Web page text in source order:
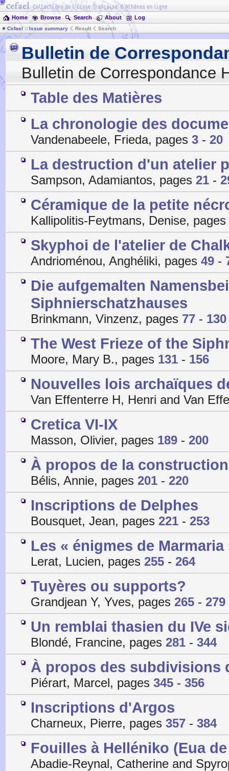
Home Browse Search About Log
Cefael :: Issue summary Result Search
Bulletin de
Bulletin de Correspondance
Table des Matières
La chronologie des
Vandenabeele, Frieda, pages 3 - 20
La destruction d'un atelier
Sampson, Adamiantos, pages 21 -
Céramique de la petite
Kallipolitis-Feytmans, Denise, pages
Skyphoi de l'atelier de
Andrioménou, Anghéliki, pages 49 -
Die aufgemalten
Siphnierschatzhauses
Brinkmann, Vinzenz, pages 77 - 130
The West Frieze of the
Moore, Mary B., pages 131 - 156
Nouvelles lois archaïques
Van Effenterre H, Henri and Van
Cretica VI-IX
Masson, Olivier, pages 189 - 200
À propos de la
Bélis, Annie, pages 201 - 220
Inscriptions de Delphes
Bousquet, Jean, pages 221 - 253
Les « énigmes de Marmaria
Lerat, Lucien, pages 255 - 264
Tuyères ou supports?
Grandjean Y, Yves, pages 265 - 279
Un remblai thasien du IVe
Blondé, Francine, pages 281 - 344
À propos des subdivisions
Piérart, Marcel, pages 345 - 356
Inscriptions d'Argos
Charneux, Pierre, pages 357 - 384
Fouilles à Helléniko (Eua
Abadie-Reynal, Catherine and